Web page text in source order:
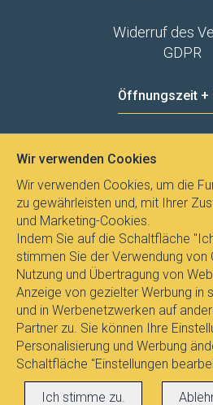
Widerruf des
GDPR
Öffnungszeit +
Alle Rechte
Wir verwenden Cookies
Wir verwenden Cookies, um die
zu gewährleisten und, mit Ihrer
und Marketing-Cookies.
Indem Sie auf die Schaltfläche
stimmen Sie der Verwendung von
Nutzung und Übertragung von
Anzeige von gezielter Werbung in
und in Werbenetzwerken auf
Partner zu. Sie können Ihre
Personalisierung und Werbung
Schaltfläche "Einstellungen
Ich stimme zu.